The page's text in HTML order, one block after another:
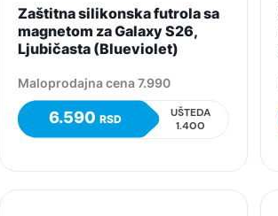
Zaštitna silikonska futrola sa
magnetom za Galaxy S26,
Ljubičasta (Blueviolet)
Maloprodajna cena 7.990
6.590RSD
UŠTEDA
1.400